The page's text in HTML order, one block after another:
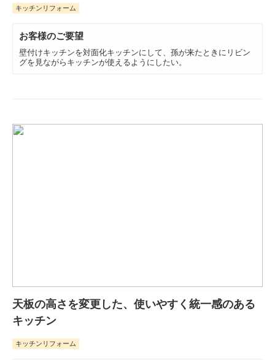
キッチンリフォーム
お客様のご要望
壁付けキッチンを対面化キッチンにして、孫が来たときにリビン
グを見ながらキッチンが使えるようにしたい。
天板の高さを変更した、使いやすく統一感のある
キッチン
キッチンリフォーム